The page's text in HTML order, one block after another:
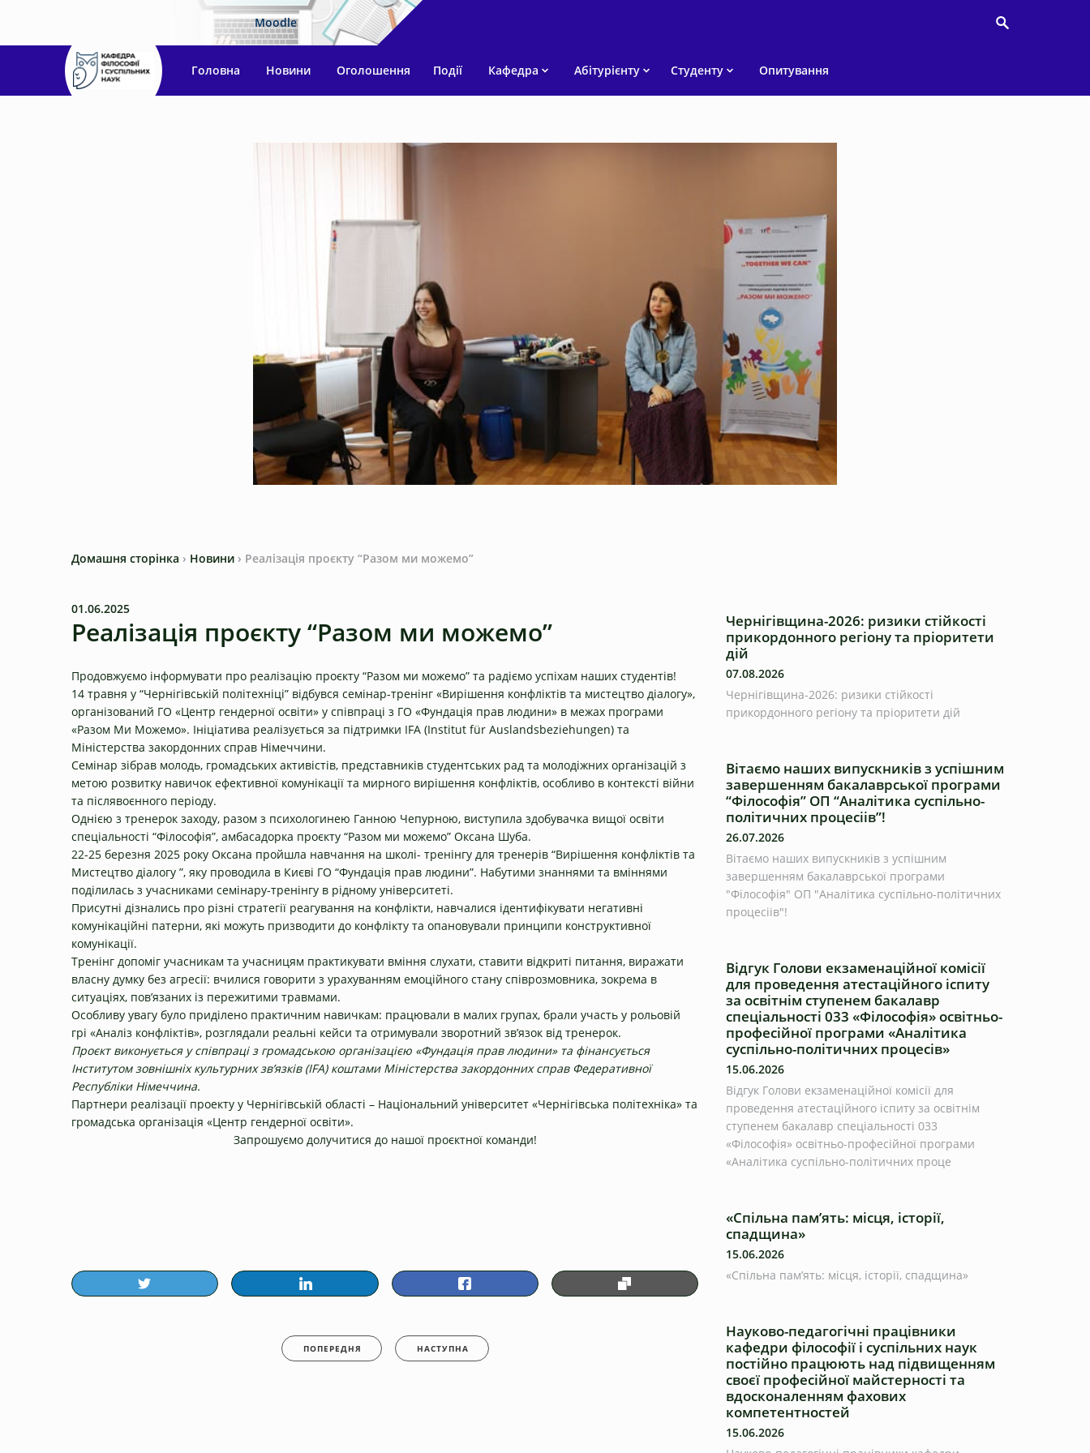
Moodle
Головна Новини Оголошення Події Кафедра Абітурієнту Студенту Опитування
Домашня сторінка › Новини › Реалізація проєкту “Разом ми можемо”
01.06.2025
Реалізація проєкту “Разом ми можемо”
Продовжуємо інформувати про реалізацію проєкту “Разом ми можемо” та радіємо успіхам наших студентів!
14 травня у “Чернігівській політехніці” відбувся семінар-тренінг «Вирішення конфліктів та мистецтво діалогу»,
організований ГО «Центр гендерної освіти» у співпраці з ГО «Фундація прав людини» в межах програми
«Разом Ми Можемо». Ініціатива реалізується за підтримки IFA (Institut für Auslandsbeziehungen) та
Міністерства закордонних справ Німеччини.
Семінар зібрав молодь, громадських активістів, представників студентських рад та молодіжних організацій з
метою розвитку навичок ефективної комунікації та мирного вирішення конфліктів, особливо в контексті війни
та післявоєнного періоду.
Однією з тренерок заходу, разом з психологинею Ганною Чепурною, виступила здобувачка вищої освіти
спеціальності “Філософія”, амбасадорка проєкту “Разом ми можемо” Оксана Шуба.
22-25 березня 2025 року Оксана пройшла навчання на школі- тренінгу для тренерів “Вирішення конфліктів та
Мистецтво діалогу ”, яку проводила в Києві ГО “Фундація прав людини”. Набутими знаннями та вміннями
поділилась з учасниками семінару-тренінгу в рідному університеті.
Присутні дізнались про різні стратегії реагування на конфлікти, навчалися ідентифікувати негативні
комунікаційні патерни, які можуть призводити до конфлікту та опановували принципи конструктивної
комунікації.
Тренінг допоміг учасникам та учасницям практикувати вміння слухати, ставити відкриті питання, виражати
власну думку без агресії: вчилися говорити з урахуванням емоційного стану співрозмовника, зокрема в
ситуаціях, пов’язаних із пережитими травмами.
Особливу увагу було приділено практичним навичкам: працювали в малих групах, брали участь у рольовій
грі «Аналіз конфліктів», розглядали реальні кейси та отримували зворотний зв’язок від тренерок.
Проєкт виконується у співпраці з громадською організацією «Фундація прав людини» та фінансується
Інститутом зовнішніх культурних зв’язків (IFA) коштами Міністерства закордонних справ Федеративної
Республіки Німеччина.
Партнери реалізації проекту у Чернігівській області – Національний університет «Чернігівська політехніка» та
громадська організація «Центр гендерної освіти».
Запрошуємо долучитися до нашої проєктної команди!
ПОПЕРЕДНЯ НАСТУПНА
Чернігівщина-2026: ризики стійкості
прикордонного регіону та пріоритети
дій
07.08.2026
Чернігівщина-2026: ризики стійкості
прикордонного регіону та пріоритети дій
Вітаємо наших випускників з успішним
завершенням бакалаврської програми
“Філософія” ОП “Аналітика суспільно-
політичних процесіів”!
26.07.2026
Вітаємо наших випускників з успішним
завершенням бакалаврської програми
"Філософія" ОП "Аналітика суспільно-політичних
процесіів"!
Відгук Голови екзаменаційної комісії
для проведення атестаційного іспиту
за освітнім ступенем бакалавр
спеціальності 033 «Філософія» освітньо-
професійної програми «Аналітика
суспільно-політичних процесів»
15.06.2026
Відгук Голови екзаменаційної комісії для
проведення атестаційного іспиту за освітнім
ступенем бакалавр спеціальності 033
«Філософія» освітньо-професійної програми
«Аналітика суспільно-політичних проце
«Спільна пам’ять: місця, історії,
спадщина»
15.06.2026
«Спільна пам’ять: місця, історії, спадщина»
Науково-педагогічні працівники
кафедри філософії і суспільних наук
постійно працюють над підвищенням
своєї професійної майстерності та
вдосконаленням фахових
компетентностей
15.06.2026